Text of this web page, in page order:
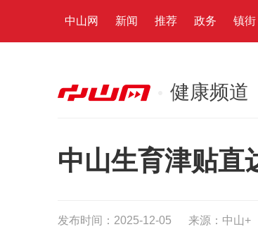
中山网 新闻 推荐 政务 镇街
健康频道
中山生育津贴直
发布时间：2025-12-05 来源：中山+